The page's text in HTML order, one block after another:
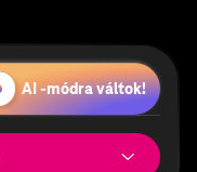
AI -módra váltok!